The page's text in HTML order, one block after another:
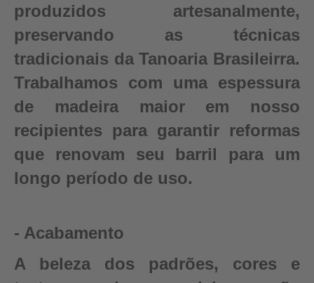
produzidos artesanalmente,
preservando as técnicas
tradicionais da Tanoaria Brasileirra.
Trabalhamos com uma espessura
de madeira maior em nosso
recipientes para garantir reformas
que renovam seu barril para um
longo período de uso.
- Acabamento
A beleza dos padrões, cores e